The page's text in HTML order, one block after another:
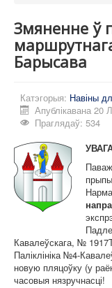
Звароты
Расклад руху
Партал
Карта сайта
Змяненне ў
Барысава
Катэгорыя: Навіны
Апублікавана 20
Праглядаў: 534
Кавалеўскага, №
Паліклініка №4-
новую пляцоўку (у
часовыя нязручнасці!